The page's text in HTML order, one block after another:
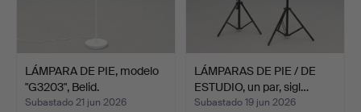
LÁMPARA DE PIE, modelo
"G3203", Belid.
Subastado 21 jun 2026
LÁMPARAS DE PIE / DE
ESTUDIO, un par, sigl…
Subastado 19 jun 2026